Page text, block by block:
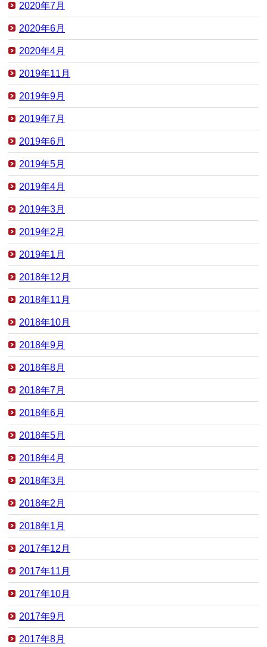
2020年7月
2020年6月
2020年4月
2019年11月
2019年9月
2019年7月
2019年6月
2019年5月
2019年4月
2019年3月
2019年2月
2019年1月
2018年12月
2018年11月
2018年10月
2018年9月
2018年8月
2018年7月
2018年6月
2018年5月
2018年4月
2018年3月
2018年2月
2018年1月
2017年12月
2017年11月
2017年10月
2017年9月
2017年8月